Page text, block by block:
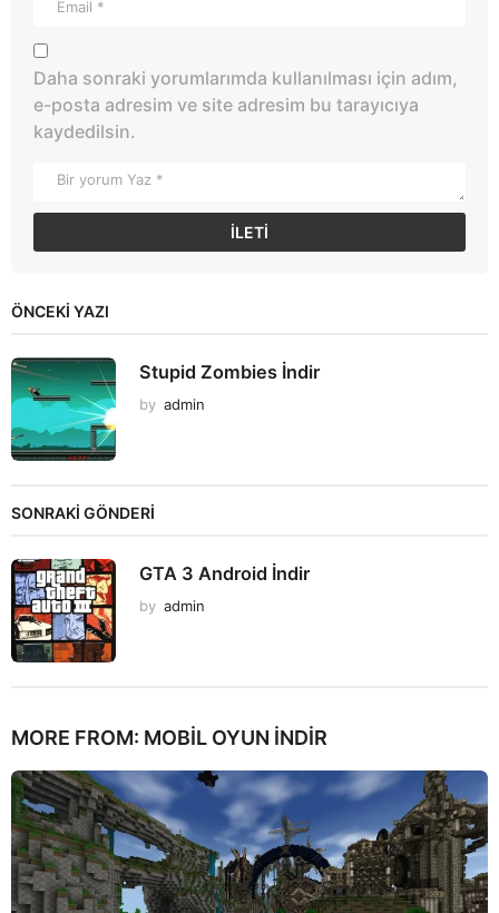
Daha sonraki yorumlarımda kullanılması için adım,
e-posta adresim ve site adresim bu tarayıcıya
kaydedilsin.
ÖNCEKI YAZI
Stupid Zombies İndir
by admin
SONRAKİ GÖNDERİ
GTA 3 Android İndir
by admin
MORE FROM: MOBIL OYUN INDIR